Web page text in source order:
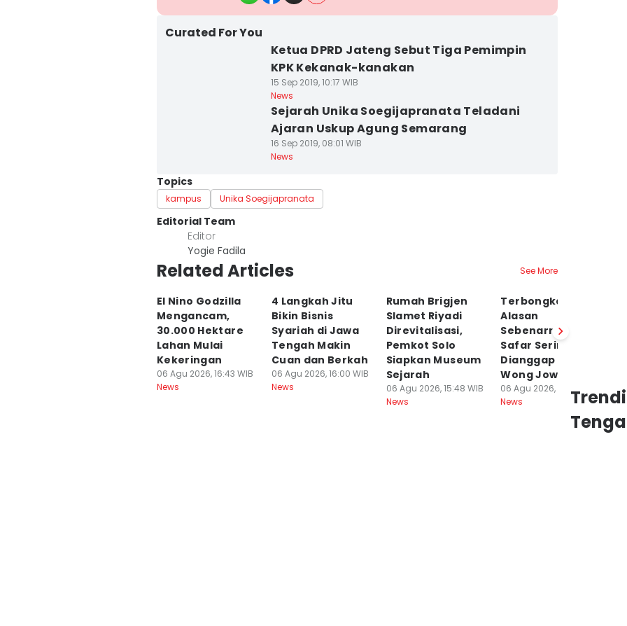
Curated For You
Ketua DPRD Jateng Sebut Tiga Pemimpin
KPK Kekanak-kanakan
15 Sep 2019, 10:17 WIB
News
Sejarah Unika Soegijapranata Teladani
Ajaran Uskup Agung Semarang
16 Sep 2019, 08:01 WIB
News
Topics
kampus Unika Soegijapranata
Editorial Team
Editor
Yogie Fadila
Related Articles See More
El Nino Godzilla
Mengancam,
30.000 Hektare
Lahan Mulai
Kekeringan
06 Agu 2026, 16:43 WIB
News
4 Langkah Jitu
Bikin Bisnis
Syariah di Jawa
Tengah Makin
Cuan dan Berkah
06 Agu 2026, 16:00 WIB
News
Rumah Brigjen
Slamet Riyadi
Direvitalisasi,
Pemkot Solo
Siapkan Museum
Sejarah
06 Agu 2026, 15:48 WIB
News
Terbongkar!
Alasan
Sebenarnya Bulan
Safar Sering
Dianggap Sial oleh
Wong Jowo
06 Agu 2026, 15:43 WIB
News